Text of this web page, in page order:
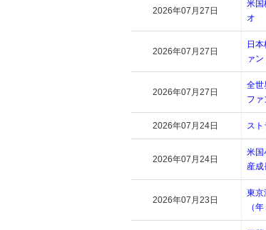
2026年07月27日
米国
オ
2026年07月27日
日
ァン
2026年07月27日
全世
ファ
2026年07月24日 ス
2026年07月24日
米国
産成
2026年07月23日
東京
（